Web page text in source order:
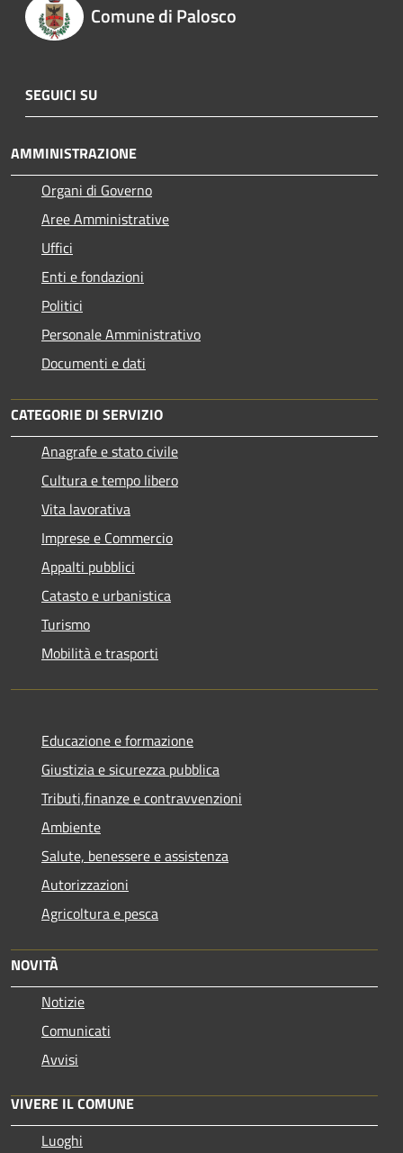
Comune di Palosco
SEGUICI SU
AMMINISTRAZIONE
Organi di Governo
Aree Amministrative
Uffici
Enti e fondazioni
Politici
Personale Amministrativo
Documenti e dati
CATEGORIE DI SERVIZIO
Anagrafe e stato civile
Cultura e tempo libero
Vita lavorativa
Imprese e Commercio
Appalti pubblici
Catasto e urbanistica
Turismo
Mobilità e trasporti
Educazione e formazione
Giustizia e sicurezza pubblica
Tributi,finanze e contravvenzioni
Ambiente
Salute, benessere e assistenza
Autorizzazioni
Agricoltura e pesca
NOVITÀ
Notizie
Comunicati
Avvisi
VIVERE IL COMUNE
Luoghi